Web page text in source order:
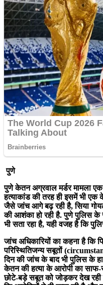
पुणे
पुणे केतन अग्रवाल मर्डर मामला एक
हत्याकांड की तरह ही इसमें भी
जैसे जांच आगे बढ़ रही है, सिया
की आशंका हो रही है. पुणे पुलिस के
भी सता रहा है, यही वजह है कि
जांच अधिकारियों का कहना है कि
परिस्थितिजन्य सबूतों
दिन की जांच के बाद भी पुलिस के
केतन की हत्या के आरोपी का
छोटे-बड़े सबूत को जोड़कर देख रही